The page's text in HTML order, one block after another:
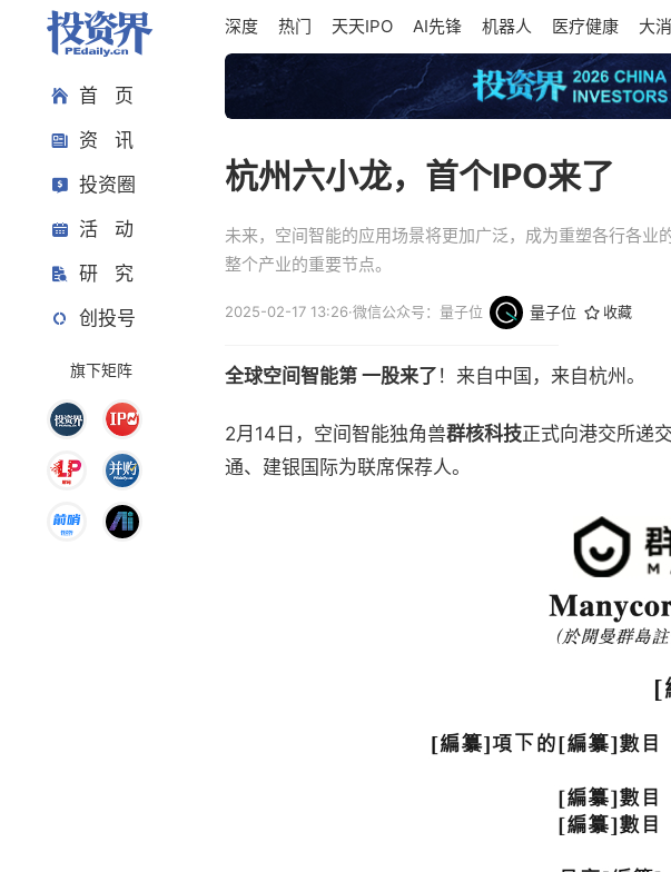
首 页
资 讯
投资圈
活 动
研 究
创投号
旗下矩阵
深度 热门 天天IPO AI先锋 机器人 医疗健康 大
杭州六小龙，首个IPO来了
未来，空间智能的应用场景将更加广泛，成为重塑各行各
整个产业的重要节点。
2025-02-17 13:26·微信公众号：量子位 量子位 收藏
全球空间智能第 一股来了 ！来自中国，来自杭州。
2月14日，空间智能独角兽群核科技正式向港交所递
通、建银国际为联席保荐人。